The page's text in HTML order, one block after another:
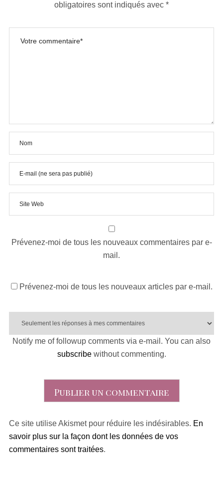
obligatoires sont indiqués avec *
Prévenez-moi de tous les nouveaux commentaires par e-
mail.
Prévenez-moi de tous les nouveaux articles par e-mail.
Notify me of followup comments via e-mail. You can also
subscribewithout commenting.
Ce site utilise Akismet pour réduire les indésirables. En
savoir plus sur la façon dont les données de vos
commentaires sont traitées.